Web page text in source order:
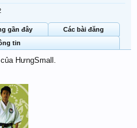
gần đây
Các bài đăng
tin
HưngSmall.